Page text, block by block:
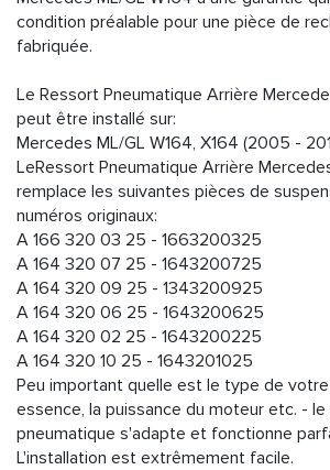
condition préalable pour une pièce de
fabriquée.
Le Ressort Pneumatique Arrière
peut être installé sur:
Mercedes ML/GL W164, X164 (2005 -
LeRessort Pneumatique Arrière
remplace les suivantes pièces de
numéros originaux:
A 166 320 03 25 - 1663200325
A 164 320 07 25 - 1643200725
A 164 320 09 25 - 1343200925
A 164 320 06 25 - 1643200625
A 164 320 02 25 - 1643200225
A 164 320 10 25 - 1643201025
Peu important quelle est le type de
essence, la puissance du moteur etc. -
pneumatique s'adapte et fonctionne
L'installation est extrêmement facile.